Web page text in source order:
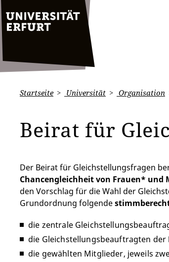
Startseite Universität Organisation
Beirat für
Der Beirat für Gleichstellungsfragen
Chancengleichheit von Frauen* und
den Vorschlag für die Wahl der
Grundordnung folgende
die zentrale
die Gleichstellungsbeauftragten der
die gewählten Mitglieder, jeweils